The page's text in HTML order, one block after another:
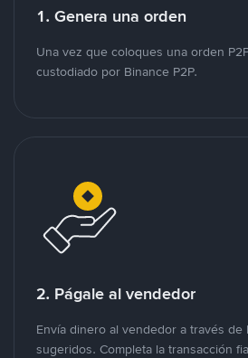
1. Genera una orden
Una vez que coloques una orden
custodiado por Binance P2P.
2. Págale al vendedor
Envía dinero al vendedor a través
sugeridos. Completa la transacción